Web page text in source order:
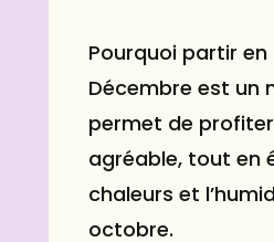
Pourquoi partir
Décembre est un
permet de
agréable, tout en
chaleurs et
octobre.